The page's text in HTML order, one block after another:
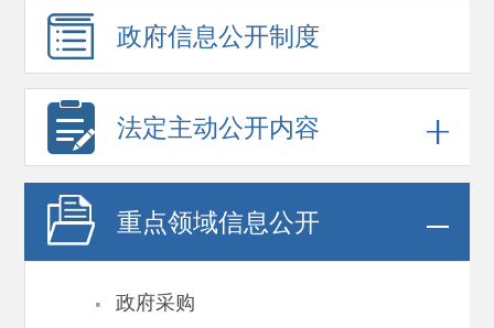
政府信息公开制度
法定主动公开内容
重点领域信息公开
· 政府采购